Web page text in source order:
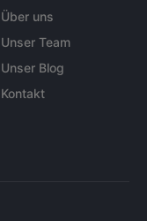
Über uns
Unser Team
Unser Blog
Kontakt